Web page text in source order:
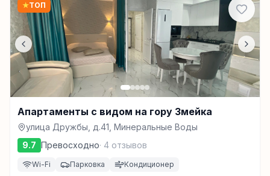
★ТОП
Апартаменты с видом на гору Змейка
улица Дружбы, д.41, Минеральные Воды
9.7 Превосходно· 4 отзывов
Wi-Fi Парковка Кондиционер